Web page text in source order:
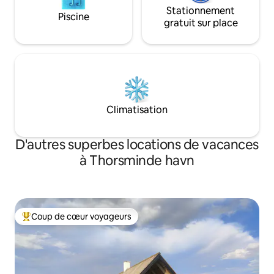
Piscine
Stationnement
gratuit sur place
Climatisation
D'autres superbes locations de vacances
à Thorsminde havn
Coup de cœur voyageurs parmi les plus aimés
Coup de cœur voyageurs